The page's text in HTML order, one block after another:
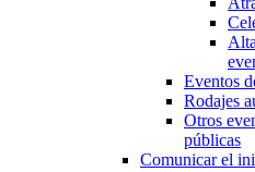
Eventos
Rodajes
Otros
públicas
Comunicar el